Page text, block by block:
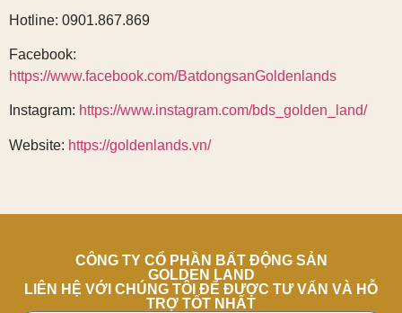
Hotline: 0901.867.869
Facebook:
https://www.facebook.com/BatdongsanGoldenlands
Instagram: https://www.instagram.com/bds_golden_land/
Website: https://goldenlands.vn/
CÔNG TY CỔ PHẦN BẤT ĐỘNG SẢN
GOLDEN LAND
LIÊN HỆ VỚI CHÚNG TÔI ĐỂ ĐƯỢC TƯ VẤN VÀ HỖ
TRỢ TỐT NHẤT